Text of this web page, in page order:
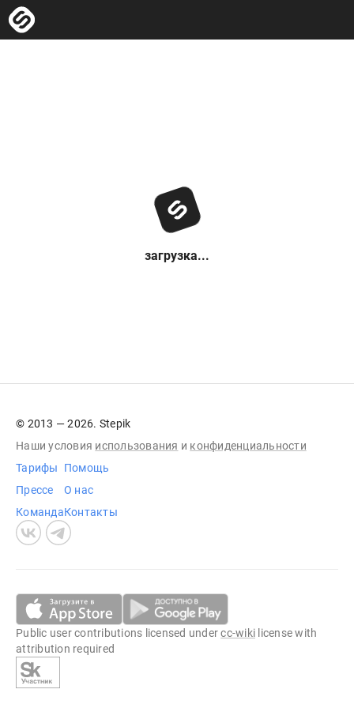
загрузка...
© 2013 — 2026. Stepik
Наши условия использования и конфиденциальности
Тарифы
Прессе
Команда
Помощь
О нас
Контакты
Public user contributions licensed undercc-wiki license with
attribution required